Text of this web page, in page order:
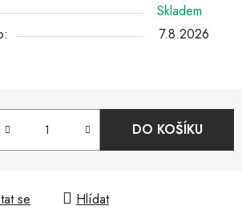
Skladem
7.8.2026
DO KOŠÍKU
se Hlídat